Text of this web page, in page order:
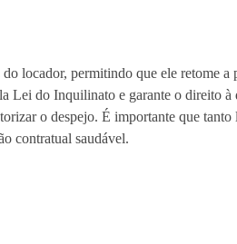
locador, permitindo que ele retome a
Lei do Inquilinato e garante o direito à
o despejo. É importante que tanto
contratual saudável.